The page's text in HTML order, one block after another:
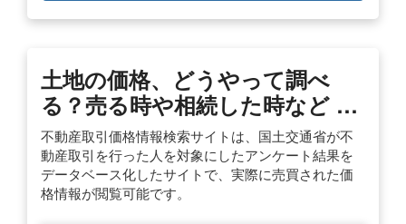
土地の価格、どうやって調べ
る？売る時や相続した時など …
不動産取引価格情報検索サイトは、国土交通省が不
動産取引を行った人を対象にしたアンケート結果を
データベース化したサイトで、実際に売買された価
格情報が閲覧可能です。